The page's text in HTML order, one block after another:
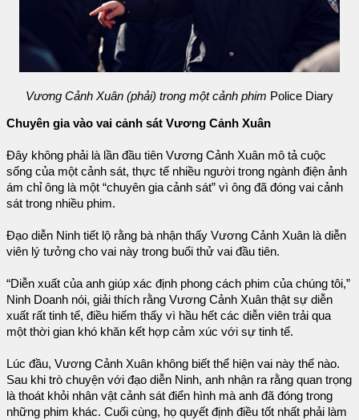
Vương Cảnh Xuân (phải) trong một cảnh phim Police Diary
Chuyên gia vào vai cảnh sát Vương Cảnh Xuân
Đây không phải là lần đầu tiên Vương Cảnh Xuân mô tả cuộc
sống của một cảnh sát, thực tế nhiều người trong ngành điện ảnh
ám chỉ ông là một “chuyên gia cảnh sát” vì ông đã đóng vai cảnh
sát trong nhiều phim.
Đạo diễn Ninh tiết lộ rằng bà nhận thấy Vương Cảnh Xuân là diễn
viên lý tưởng cho vai này trong buổi thử vai đầu tiên.
“Diễn xuất của anh giúp xác định phong cách phim của chúng tôi,”
Ninh Doanh nói, giải thích rằng Vương Cảnh Xuân thật sự diễn
xuất rất tinh tế, điều hiếm thấy vì hầu hết các diễn viên trải qua
một thời gian khó khăn kết hợp cảm xúc với sự tinh tế.
Lúc đầu, Vương Cảnh Xuân không biết thể hiện vai này thế nào.
Sau khi trò chuyện với đạo diễn Ninh, anh nhận ra rằng quan trọng
là thoát khỏi nhân vật cảnh sát điển hình mà anh đã đóng trong
những phim khác. Cuối cùng, họ quyết định điều tốt nhất phải làm